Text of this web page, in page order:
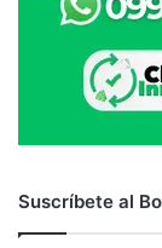
Suscríbete al